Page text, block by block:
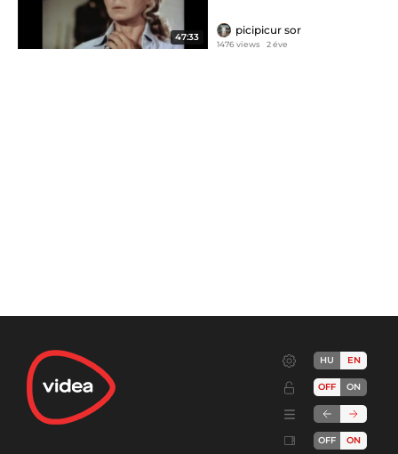
47:33
picipicur sor
1476 views 2 éve
HU EN
OFF ON
OFF ON